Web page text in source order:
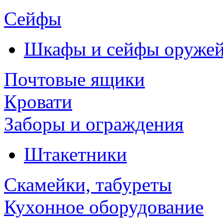
Сейфы
Шкафы и сейфы
Почтовые ящики
Кровати
Заборы и ограждения
Штакетники
Скамейки, табуреты
Кухонное оборудование